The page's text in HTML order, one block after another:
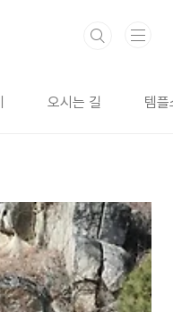
오시는 길 템